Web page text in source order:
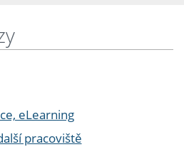
eLearning
pracoviště